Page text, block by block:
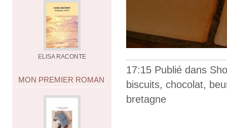
ELISA RACONTE
MON PREMIER ROMAN
17:15 Publié dans
biscuits, chocolat,
bretagne